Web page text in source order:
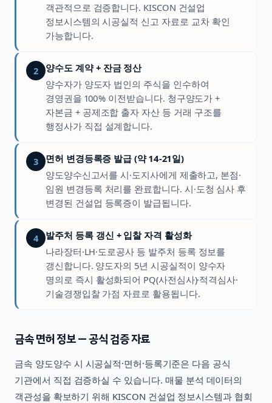
객관적으로 검증합니다. KISCON 건설업
정보시스템의 시공실적 신고 자료로 교차 확인
가능합니다.
2
양수도 계약 + 잔금 정산
양수자가 양도자 법인의 주식을 인수하여
경영권을 100% 이전받습니다. 청구양도가 +
자본금 + 공제조합 출자 자산 등 거래 구조를
행정사가 직접 설계합니다.
3
면허 변경등록증 발급 (약 14-21일)
양도양수신고서를 시·도지사에게 제출하고, 본점·
임원 변경등록 처리를 완료합니다. 시·도청 심사 후
변경된 건설업 등록증이 발급됩니다.
4
발주처 등록 갱신 + 입찰 자격 활성화
나라장터·LH·도로공사 등 발주처 등록 정보를
갱신합니다. 양도자의 5년 시공실적이 양수자
명의로 즉시 활성화되어 PQ(사전심사)·적격심사·
기술경쟁입찰 가점 자료로 활용됩니다.
금속면허 정보 — 공식 검증 자료
금속 양도양수 시 시공실적·면허·등록기준은 다음 공식
기관에서 직접 검증하실 수 있습니다. 매물 분석 데이터의
객관성을 확보하기 위해 KISCON 건설업 정보시스템과 협회